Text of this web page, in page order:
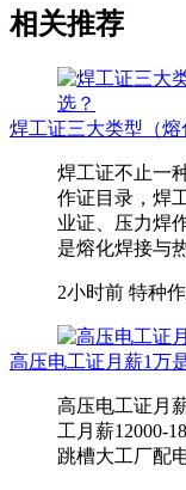
相关推荐
焊工证三大类型（
焊工证不止一
作证目录，焊
业证、压力焊
是熔化焊接与
2小时前 特种
高压电工证月薪1万
高压电工证月
工月薪12000-
跳槽大工厂配